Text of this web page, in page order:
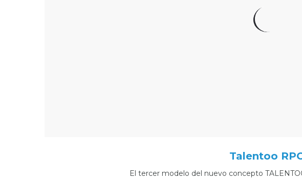
Talentoo
El tercer modelo del nuevo concepto